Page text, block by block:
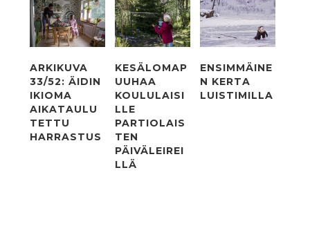
ARKIKUVA
33/52: ÄIDIN
IKIOMA
AIKATAULU
TETTU
HARRASTUS
KESÄLOMAP
UUHAA
KOULULAISI
LLE
PARTIOLAIS
TEN
PÄIVÄLEIREI
LLÄ
ENSIMMÄINE
N KERTA
LUISTIMILLA